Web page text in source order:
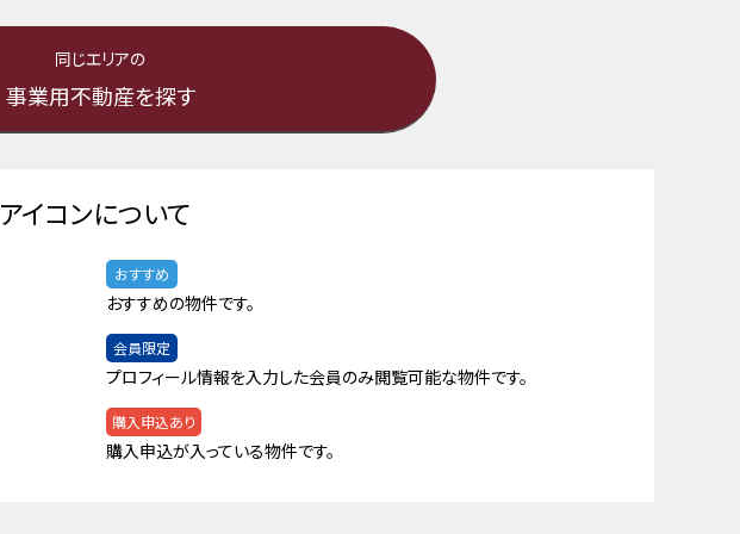
同じエリアの
事業用不動産を探す
アイコンについて
おすすめ
おすすめの物件です。
会員限定
プロフィール情報を入力した会員のみ閲覧可能な物件です。
購入申込あり
購入申込が入っている物件です。